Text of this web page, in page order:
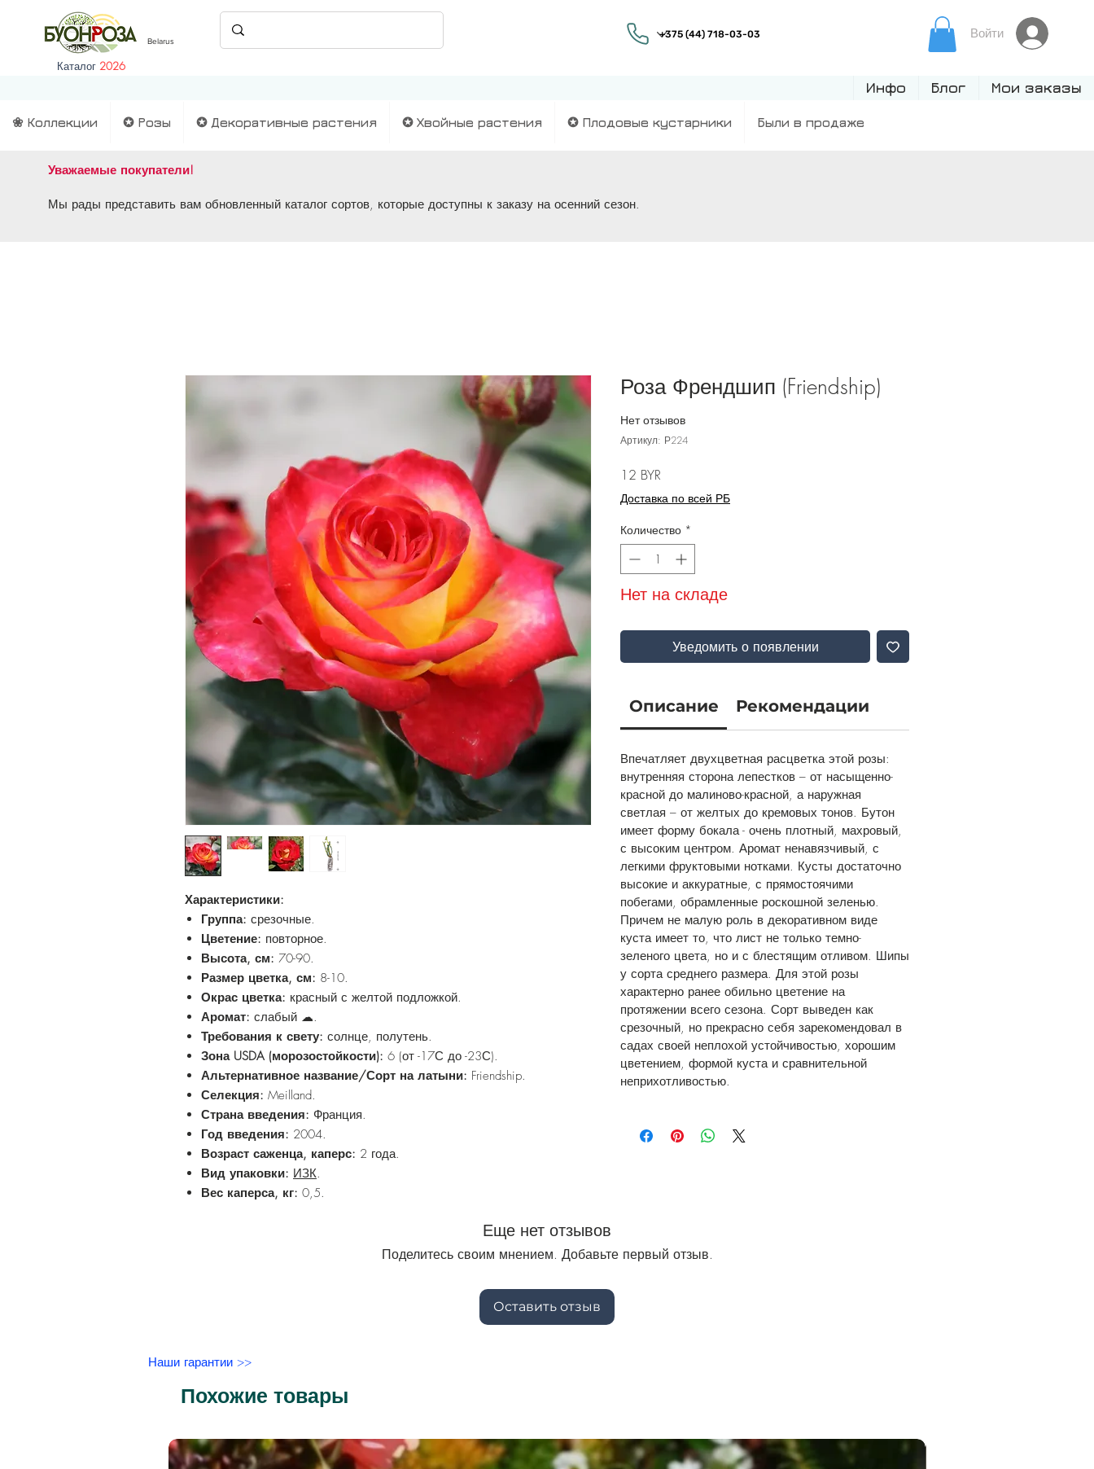
Belarus
Каталог 2026
Войти
Инфо Блог Мои заказы
❀ Коллекции ✪ Розы ✪ Декоративные растения ✪ Хвойные растения ✪ Плодовые кустарники Были в продаже
Уважаемые покупатели!
Мы рады представить вам обновленный каталог сортов, которые доступны к заказу на осенний сезон.
Характеристики:
Группа: срезочные.
Цветение: повторное.
Высота, см: 70-90.
Размер цветка, см: 8-10.
Окрас цветка: красный с желтой подложкой.
Аромат: слабый ☁.
Требования к свету: солнце, полутень.
Зона USDA (морозостойкости): 6 (от -17С до -23С).
Альтернативное название/Сорт на латыни: Friendship.
Селекция: Meilland.
Страна введения: Франция.
Год введения: 2004.
Возраст саженца, каперс: 2 года.
Вид упаковки: ИЗК.
Вес каперса, кг: 0,5.
Роза Френдшип (Friendship)
Нет отзывов
Артикул: Р224
12 BYR
Доставка по всей РБ
Количество *
Нет на складе
Уведомить о появлении
Описание Рекомендации
Впечатляет двухцветная расцветка этой розы:
внутренняя сторона лепестков – от насыщенно-
красной до малиново-красной, а наружная
светлая – от желтых до кремовых тонов. Бутон
имеет форму бокала - очень плотный, махровый,
с высоким центром. Аромат ненавязчивый, с
легкими фруктовыми нотками. Кусты достаточно
высокие и аккуратные, с прямостоячими
побегами, обрамленные роскошной зеленью.
Причем не малую роль в декоративном виде
куста имеет то, что лист не только темно-
зеленого цвета, но и с блестящим отливом. Шипы
у сорта среднего размера. Для этой розы
характерно ранее обильно цветение на
протяжении всего сезона. Сорт выведен как
срезочный, но прекрасно себя зарекомендовал в
садах своей неплохой устойчивостью, хорошим
цветением, формой куста и сравнительной
неприхотливостью.
Еще нет отзывов
Поделитесь своим мнением. Добавьте первый отзыв.
Оставить отзыв
Наши гарантии >>
Похожие товары